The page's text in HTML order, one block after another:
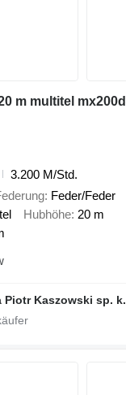
3.200 M/Std.
Feder/Feder
Hubhöhe 20 m
Kaszowski sp. k.